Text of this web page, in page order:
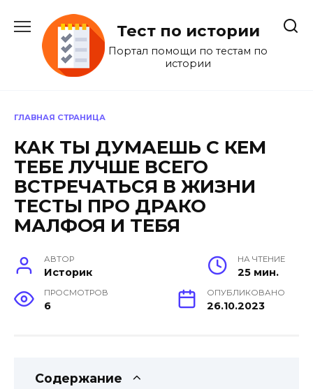
содержанию
Тест по истории
Портал помощи по тестам по
истории
ГЛАВНАЯ СТРАНИЦА
КАК ТЫ ДУМАЕШЬ С КЕМ
ТЕБЕ ЛУЧШЕ ВСЕГО
ВСТРЕЧАТЬСЯ В ЖИЗНИ
ТЕСТЫ ПРО ДРАКО
МАЛФОЯ И ТЕБЯ
АВТОР
Историк
НА ЧТЕНИЕ
25 мин.
ПРОСМОТРОВ
6
ОПУБЛИКОВАНО
26.10.2023
Содержание